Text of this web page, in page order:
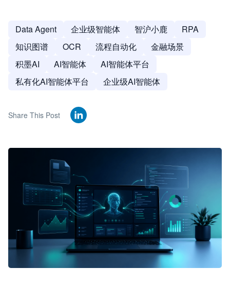
Data Agent 企业级智能体 智沪小鹿
RPA
知识图谱
OCR 流程自动化
金融场景
积墨AI
AI智能体
AI智能体平台
私有化AI智能体平台
企业级AI智能体
Share This Post